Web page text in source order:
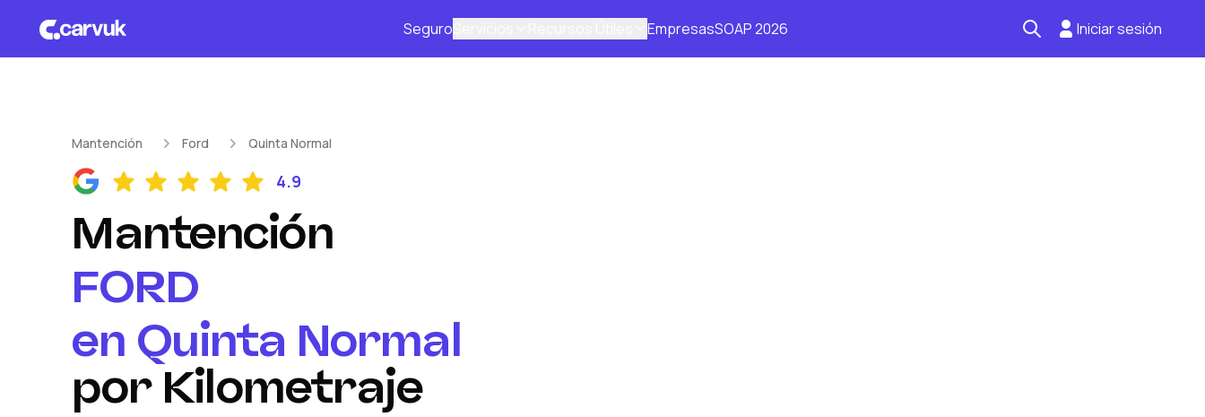
Seguro EmpresasSOAP 2026 Iniciar sesión
Mantención Ford Quinta Normal
4.9
Mantención
FORD
en Quinta Normal
por Kilometraje